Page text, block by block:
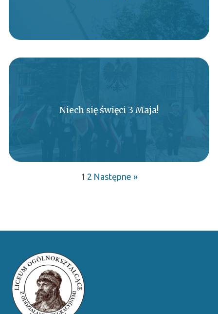
Niech się święci 3 Maja!
1 2 Następne »